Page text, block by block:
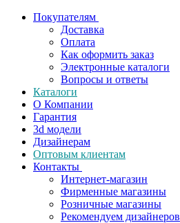
Покупателям
Доставка
Оплата
Как оформить заказ
Электронные каталоги
Вопросы и ответы
Каталоги
О Компании
Гарантия
3d модели
Дизайнерам
Оптовым клиентам
Контакты
Интернет-магазин
Фирменные магазины
Розничные магазины
Рекомендуем дизайнеров